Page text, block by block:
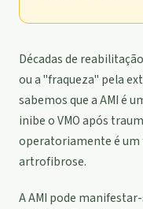
Décadas de
ou a "fraqueza" pela
sabemos que a AMI é
inibe o VMO após
operatoriamente é um
artrofibrose.
A AMI pode